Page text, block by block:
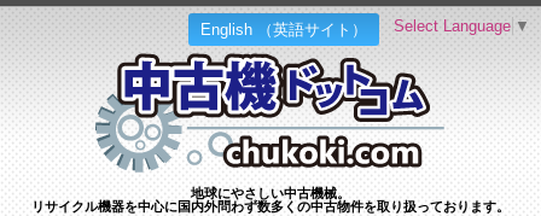
English （英語サイト）
地球にやさしい中古機械。
リサイクル機器を中心に国内外問わず数多くの中古物件を取り扱っております。
Select Language ▼